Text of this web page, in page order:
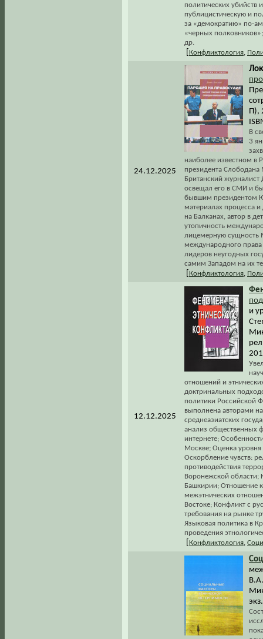
политических убийств
публицистическую и
за «демократию» по-
«черных
др.
Конфликтология
24.12.2025
П),
В
3
наиболее известном в
президента
Британский журналист
освещал его в СМИ и
бывшим президентом
материалах процесса
на Балканах, автор в
утопичность
лицемерную сущность
международного права
лидеров неугодных
самим Западом на их
Конфликтология
12.12.2025
и
отношений и
доктринальных
политики Российской
выполнена авторами
среднеазиатских
анализ общественных
интернете;
Москве; Оценка
Оскорбление чувств:
противодействия
Воронежской области;
Башкирии; Отношение к
межэтнических
Востоке; Конфликт с
требования на рынке
Языковая политика в
проведения
Конфликтология